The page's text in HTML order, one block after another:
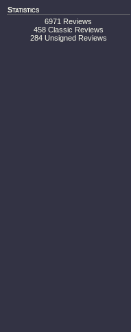
Statistics
6971 Reviews
458 Classic Reviews
284 Unsigned Reviews